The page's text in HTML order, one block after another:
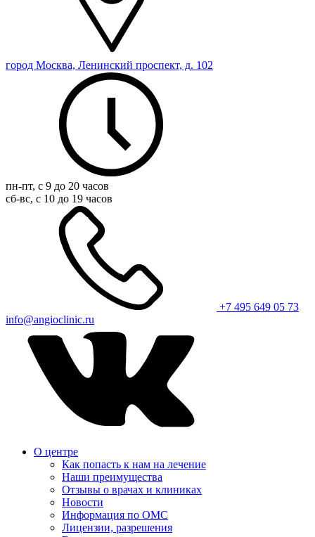
город Москва, Ленинский проспект, д. 102
пн-пт, с 9 до 20 часов
сб-вс, с 10 до 19 часов
+7 495 649 05 73
info@angioclinic.ru
О центре
Как попасть к нам на лечение
Наши преимущества
Отзывы о врачах и клиниках
Новости
Информация по ОМС
Лицензии, разрешения